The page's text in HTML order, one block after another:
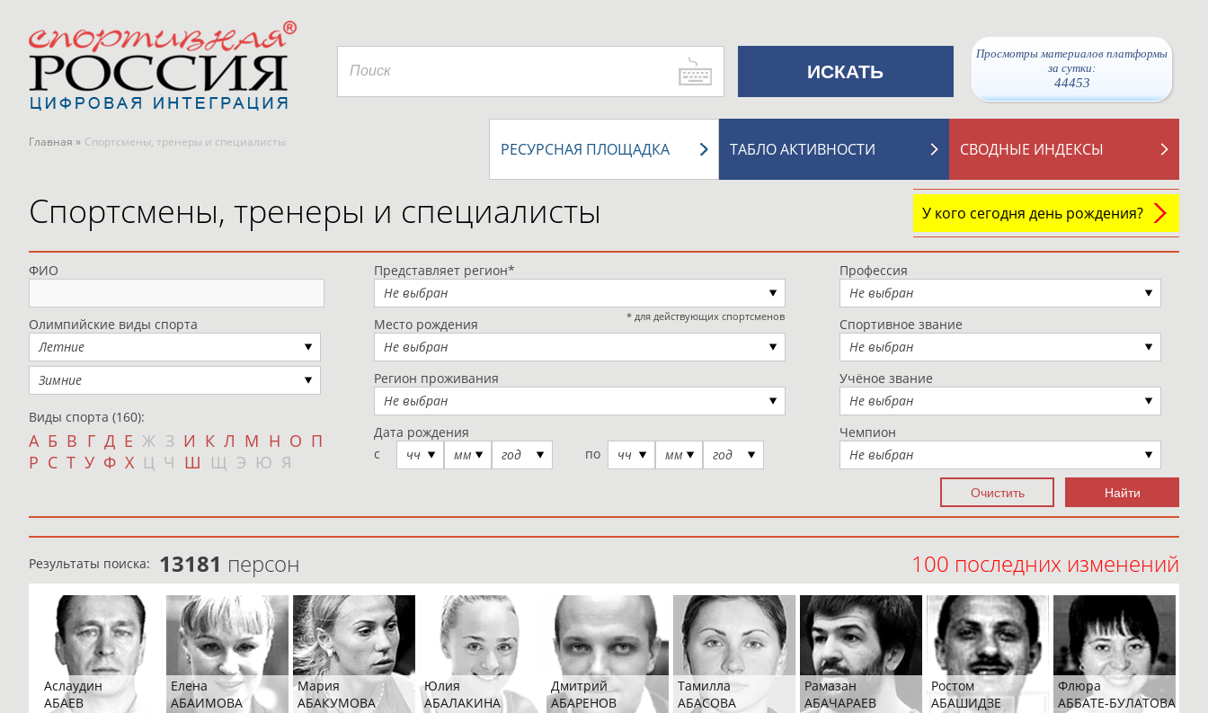
Просмотры материалов платформы
за сутки:
44453
Главная » Спортсмены, тренеры и специалисты СВОДНЫЕ ИНДЕКСЫ
ТАБЛО АКТИВНОСТИ
РЕСУРСНАЯ ПЛОЩАДКА
У кого сегодня день рождения?
Спортсмены, тренеры и специалисты
ФИО
Олимпийские виды спорта
Летние
Зимние
Виды спорта (160):
А Б В Г Д Е Ж З И К Л М Н О П
Р С Т У Ф Х Ц Ч Ш Щ Э Ю Я
Представляет регион*
Не выбран
* для действующих спортсменов
Место рождения
Не выбран
Регион проживания
Не выбран
Дата рождения
с
чч мм год по чч мм год
Профессия
Не выбран
Спортивное звание
Не выбран
Учёное звание
Не выбран
Чемпион
Не выбран
Результаты поиска: 13181 персон 100 последних изменений
Аслаудин
АБАЕВ
Елена
АБАИМОВА
Мария
АБАКУМОВА
Юлия
АБАЛАКИНА
Дмитрий
АБАРЕНОВ
Тамилла
АБАСОВА
Рамазан
АБАЧАРАЕВ
Ростом
АБАШИДЗЕ
Флюра
АББАТЕ-БУЛАТОВА